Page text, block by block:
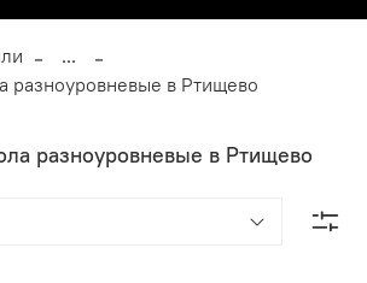
...
разноуровневые в Ртищево
разноуровневые в Ртищево